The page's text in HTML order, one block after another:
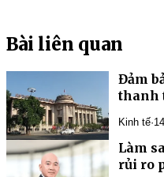
Bài liên quan
Đảm
thanh
Kinh tế·
Làm
rủi ro